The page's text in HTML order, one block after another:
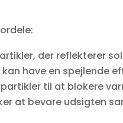
der reflekterer
have en spejlende
til at blokere
at bevare udsigten